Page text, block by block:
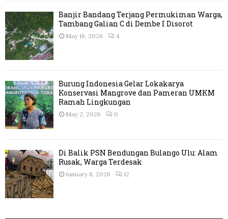
Banjir Bandang Terjang Permukiman Warga,
Tambang Galian C di Dembe I Disorot
May 16, 2026 4
Burung Indonesia Gelar Lokakarya
Konservasi Mangrove dan Pameran UMKM
Ramah Lingkungan
May 2, 2026 0
Di Balik PSN Bendungan Bulango Ulu: Alam
Rusak, Warga Terdesak
January 8, 2026 12